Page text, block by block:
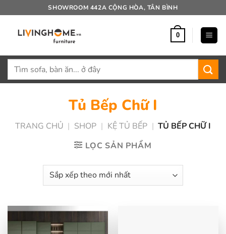
qua
SHOWROOM 442A CỘNG HÒA, TÂN BÌNH
0
Tìm
Tủ Bếp Chữ I
TRANG CHỦ | SHOP | KỆ TỦ BẾP | TỦ BẾP CHỮ I
LỌC SẢN PHẨM